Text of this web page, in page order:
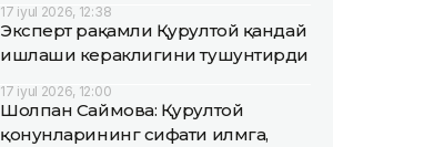
17 iyul 2026, 12:38
Эксперт рақамли Қурултой қандай
ишлаши кераклигини тушунтирди
17 iyul 2026, 12:00
Шолпан Саймова: Қурултой
қонунларининг сифати илмга,